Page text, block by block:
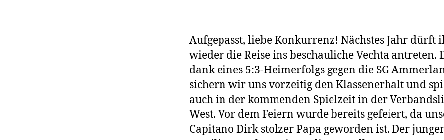
Aufgepasst, liebe Konkurrenz! Nächstes Jahr dürft
wieder die Reise ins beschauliche Vechta antreten.
dank eines 5:3-Heimerfolgs gegen die SG
sichern wir uns vorzeitig den Klassenerhalt und
auch in der kommenden Spielzeit in der
West. Vor dem Feiern wurde bereits gefeiert, da
Capitano Dirk stolzer Papa geworden ist. Der